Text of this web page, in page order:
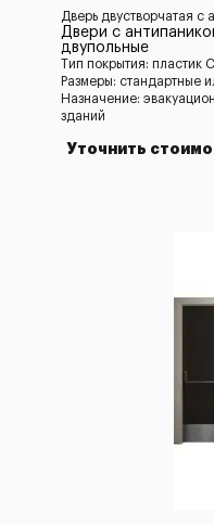
Дверь двустворчатая с
Двери с
двупольные
Тип покрытия: пластик
Размеры: стандартные
Назначение:
зданий
Уточнить